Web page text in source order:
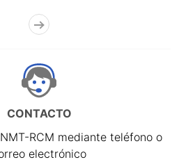
CONTACTO
RCM mediante teléfono o
electrónico